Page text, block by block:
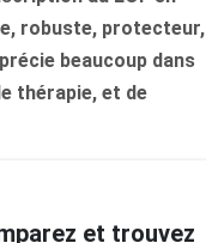
robuste, protecteur,
beaucoup dans
thérapie, et de
et trouvez